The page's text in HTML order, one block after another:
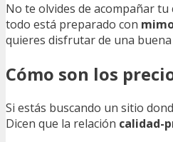
No te olvides de acompañar
todo está preparado con
quieres disfrutar de una
Cómo son los
Si estás buscando un sitio
Dicen que la relación calidad-